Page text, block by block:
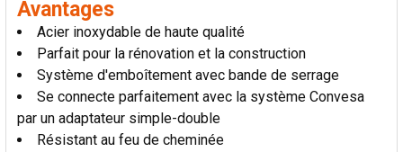
AU PANIER
Avantages
Acier inoxydable de haute qualité
Parfait pour la rénovation et la construction
Système d'emboîtement avec bande de serrage
Se connecte parfaitement avec la système Convesa
par un adaptateur simple-double
Résistant au feu de cheminée